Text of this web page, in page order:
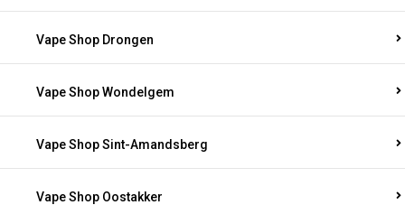
Vape Shop Drongen
Vape Shop Wondelgem
Vape Shop Sint-Amandsberg
Vape Shop Oostakker